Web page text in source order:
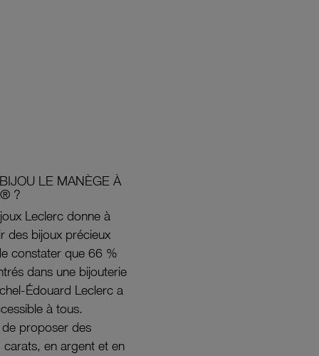
LE MANÈGE À
?
Leclerc donne à
des bijoux précieux
constater que 66 %
dans une bijouterie
Édouard Leclerc a
à tous.
proposer des
en argent et en